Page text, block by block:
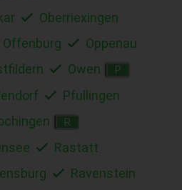
Oberriexingen
Offenburg
Oppenau
Owen P
Pfullingen
R
Rastatt
Ravenstein